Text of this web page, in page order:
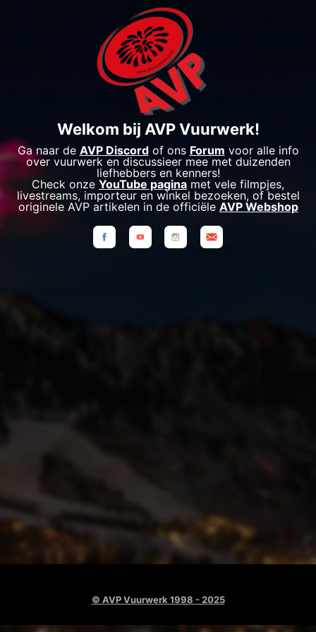
Welkom bij AVP Vuurwerk!
Ga naar de AVP Discordof ons Forum voor alle info
over vuurwerk en discussieer mee met duizenden
liefhebbers en kenners!
Check onze YouTube pagina met vele filmpjes,
livestreams, importeur en winkel bezoeken, of bestel
originele AVP artikelen in de officiële AVP Webshop
© AVP Vuurwerk 1998 - 2025